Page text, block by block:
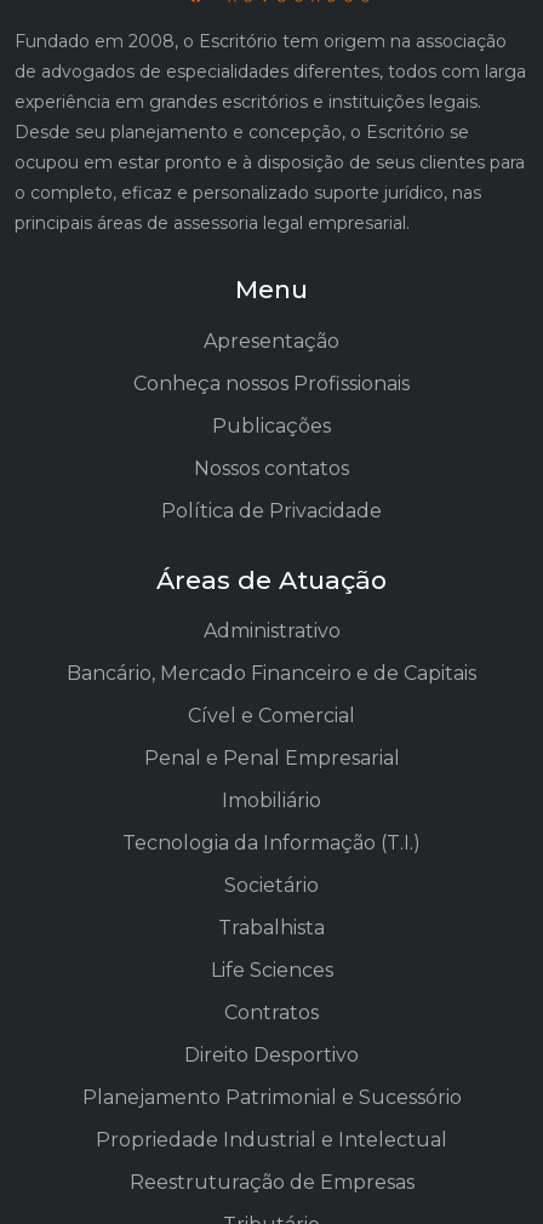
Fundado em 2008, o Escritório tem origem na associação
de advogados de especialidades diferentes, todos com larga
experiência em grandes escritórios e instituições legais.
Desde seu planejamento e concepção, o Escritório se
ocupou em estar pronto e à disposição de seus clientes para
o completo, eficaz e personalizado suporte jurídico, nas
principais áreas de assessoria legal empresarial.
Menu
Apresentação
Conheça nossos Profissionais
Publicações
Nossos contatos
Política de Privacidade
Áreas de Atuação
Administrativo
Bancário, Mercado Financeiro e de Capitais
Cível e Comercial
Penal e Penal Empresarial
Imobiliário
Tecnologia da Informação (T.I.)
Societário
Trabalhista
Life Sciences
Contratos
Direito Desportivo
Planejamento Patrimonial e Sucessório
Propriedade Industrial e Intelectual
Reestruturação de Empresas